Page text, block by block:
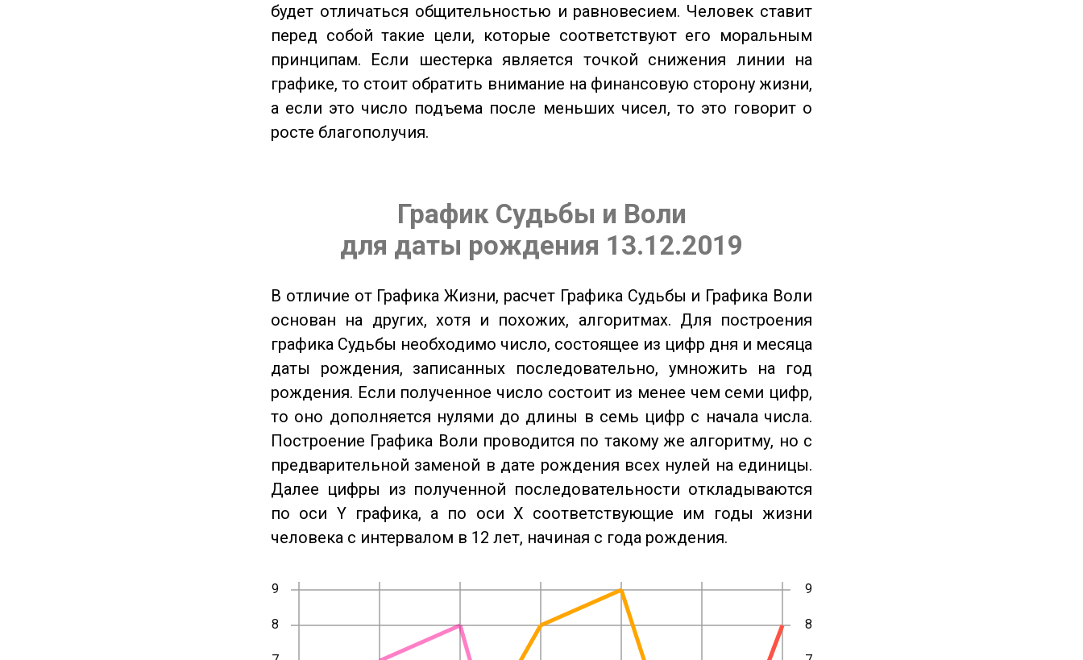
будет отличаться общительностью и равновесием. Человек ставит
перед собой такие цели, которые соответствуют его моральным
принципам. Если шестерка является точкой снижения линии на
графике, то стоит обратить внимание на финансовую сторону жизни,
а если это число подъема после меньших чисел, то это говорит о
росте благополучия.
График Судьбы и Воли
для даты рождения 13.12.2019
В отличие от Графика Жизни, расчет Графика Судьбы и Графика Воли
основан на других, хотя и похожих, алгоритмах. Для построения
графика Судьбы необходимо число, состоящее из цифр дня и месяца
даты рождения, записанных последовательно, умножить на год
рождения. Если полученное число состоит из менее чем семи цифр,
то оно дополняется нулями до длины в семь цифр с начала числа.
Построение Графика Воли проводится по такому же алгоритму, но с
предварительной заменой в дате рождения всех нулей на единицы.
Далее цифры из полученной последовательности откладываются
по оси Y графика, а по оси X соответствующие им годы жизни
человека с интервалом в 12 лет, начиная с года рождения.